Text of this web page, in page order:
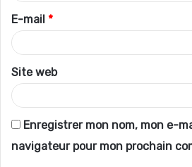
r
e
*
E-mail *
Site web
Enregistrer mon nom, mon e-
navigateur pour mon prochain